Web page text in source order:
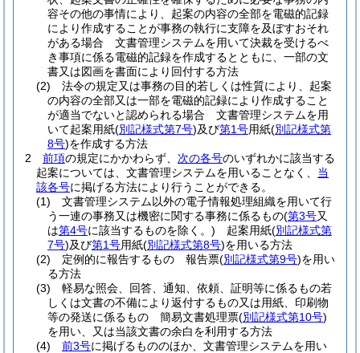
容その他の事情により、起案の内容の全部を電磁的記録
により作成することが事務の執行に支障を及ぼすおそれ
がある場合 文書管理システムを用いて決裁を受けるべ
き事項に係る電磁的記録を作成するとともに、一部の文
書又は図画を書面により回付する方法
(2)
法令の規定又は事務の目的若しくは性質により、起案
の内容の全部又は一部を電磁的記録により作成すること
が適当でないと認められる場合 文書管理システムを用
いて起案用紙(別記様式第7号)及び第1号用紙(別記様式第
8号)を作成する方法
2
前項の規定にかかわらず、 次の各号のいずれかに該当する
起案については、文書管理システムを用いることなく、 当
該各号に掲げる方法により行うことができる。
(1)
文書管理システム以外の電子情報処理組織を用いて行
う一連の事務又は機密に関する事務に係るもの(第3号又
は第4号に該当するものを除く。) 起案用紙(別記様式第
7号)及び第1号用紙(別記様式第8号)を用いる方法
(2)
定例的に報告するもの 報告票(別記様式第9号)を用い
る方法
(3)
軽易な照会、回答、通知、依頼、証明等に係るもの若
しくは文書の不備により返付するもの又は用紙、印刷物
等の発送に係るもの 簡易文書処理票(別記様式第10号)
を用い、又は当該文書の余白を利用する方法
(4)
前3号に掲げるもののほか、文書管理システムを用い